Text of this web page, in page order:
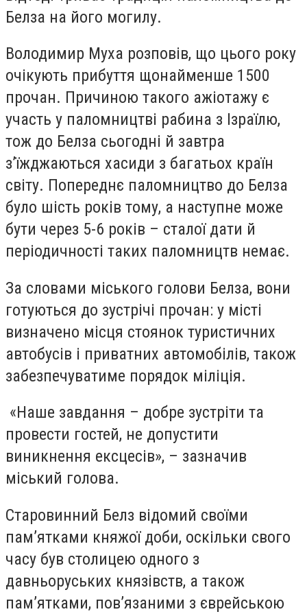
Белза на його могилу.
Володимир Муха розповів, що цього року
очікують прибуття щонайменше 1500
прочан. Причиною такого ажіотажу є
участь у паломництві рабина з Ізраїлю,
тож до Белза сьогодні й завтра
з’їжджаються хасиди з багатьох країн
світу. Попереднє паломництво до Белза
було шість років тому, а наступне може
бути через 5-6 років – сталої дати й
періодичності таких паломництв немає.
За словами міського голови Белза, вони
готуються до зустрічі прочан: у місті
визначено місця стоянок туристичних
автобусів і приватних автомобілів, також
забезпечуватиме порядок міліція.
«Наше завдання – добре зустріти та
провести гостей, не допустити
виникнення ексцесів», – зазначив
міський голова.
Старовинний Белз відомий своїми
пам’ятками княжої доби, оскільки свого
часу був столицею одного з
давньоруських князівств, а також
пам’ятками, пов’язаними з єврейською